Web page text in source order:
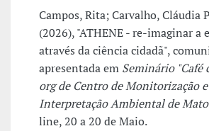
Campos, Rita; Carvalho, Cláudia
(2026), "ATHENE - re-imaginar a
através da ciência cidadã",
apresentada em Seminário "Café
org de Centro de Monitorização e
Interpretação Ambiental de
line, 20 a 20 de Maio.